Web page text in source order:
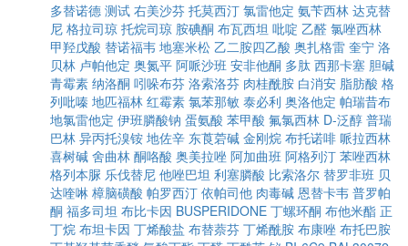
多替诺德 测试 右美沙芬 托莫西汀 氯雷他定 氨苄西林 达克替
尼 格拉司琼 托烷司琼 胺碘酮 布瓦西坦 吡啶 乙醛 氯唑西林
甲羟戊酸 替诺福韦 地塞米松 乙二胺四乙酸 奥扎格雷 奎宁 洛
贝林 卢帕他定 奥氮平 阿哌沙班 安非他酮 多肽 西那卡塞 胆碱
青霉素 纳洛酮 吲哚布芬 洛索洛芬 肉桂酰胺 白消安 脂肪酸 格
列吡嗪 地匹福林 红霉素 氯苯那敏 泰必利 奥洛他定 帕瑞昔布
地氯雷他定 伊班膦酸钠 蛋氨酸 苯甲酸 氟氯西林 D-泛醇 普瑞
巴林 异丙托溴铵 地佐辛 东莨菪碱 金刚烷 布托诺啡 哌拉西林
喜树碱 舍曲林 酮咯酸 奥美拉唑 阿加曲班 阿格列汀 苯唑西林
格列本脲 乐伐替尼 他唑巴坦 利塞膦酸 比索洛尔 替罗非班 贝
达喹啉 樟脑磺酸 帕罗西汀 依帕司他 肉毒碱 恩替卡韦 普罗帕
酮 福多司坦 布比卡因 BUSPERIDONE 丁螺环酮 布他米酯 正
丁烷 布坦卡因 丁烯酸盐 布替萘芬 丁烯酰胺 布康唑 布托巴胺